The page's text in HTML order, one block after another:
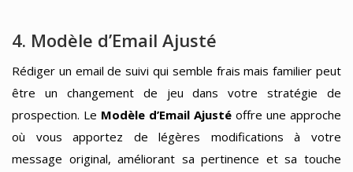
4. Modèle d’Email Ajusté
Rédiger un email de suivi qui semble frais mais familier peut
être un changement de jeu dans votre stratégie de
prospection. Le Modèle d’Email Ajusté offre une approche
où vous apportez de légères modifications à votre
message original, améliorant sa pertinence et sa touche